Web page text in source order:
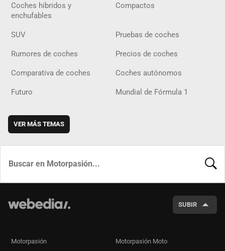
Coches híbridos y
enchufables
Compactos
SUV Pruebas de coches
Rumores de coches Precios de coches
Comparativa de coches Coches autónomos
Futuro Mundial de Fórmula 1
VER MÁS TEMAS
SUBIR
Motorpasión Motorpasión Moto